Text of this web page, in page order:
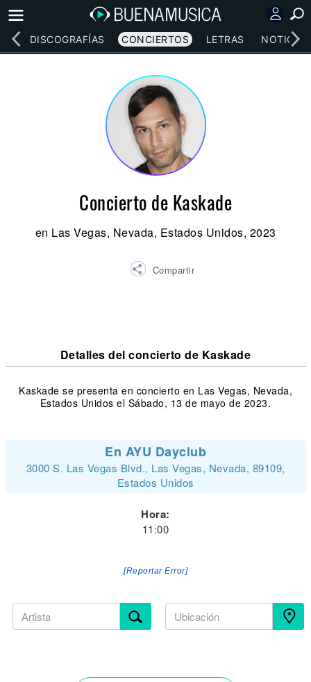
DISCOGRAFÍAS CONCIERTOS LETRAS NOTICIAS
Concierto de Kaskade
en Las Vegas, Nevada, Estados Unidos, 2023
Compartir
Detalles del concierto de Kaskade
Kaskade se presenta en concierto en Las Vegas, Nevada,
Estados Unidos el Sábado, 13 de mayo de 2023.
En AYU Dayclub
3000 S. Las Vegas Blvd., Las Vegas, Nevada, 89109,
Estados Unidos
Hora:
11:00
[Reportar Error]